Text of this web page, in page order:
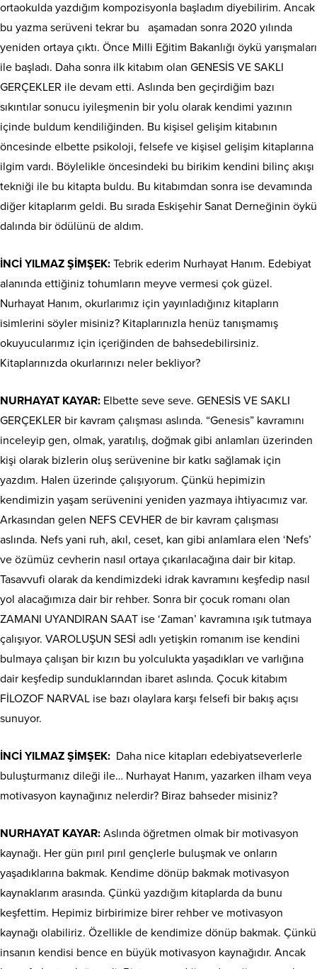
ortaokulda yazdığım kompozisyonla başladım diyebilirim. Ancak
bu yazma serüveni tekrar bu
aşamadan sonra 2020 yılında
yeniden ortaya çıktı. Önce Milli Eğitim Bakanlığı öykü yarışmaları
ile başladı. Daha sonra ilk kitabım olan GENESİS VE SAKLI
GERÇEKLER ile devam etti. Aslında ben geçirdiğim bazı
sıkıntılar sonucu iyileşmenin bir yolu olarak kendimi yazının
içinde buldum kendiliğinden. Bu kişisel gelişim kitabının
öncesinde elbette psikoloji, felsefe ve kişisel gelişim kitaplarına
ilgim vardı. Böylelikle öncesindeki bu birikim kendini bilinç akışı
tekniği ile bu kitapta buldu. Bu kitabımdan sonra ise devamında
diğer kitaplarım geldi. Bu sırada Eskişehir Sanat Derneğinin öykü
dalında bir ödülünü de aldım.
İNCİ YILMAZ ŞİMŞEK: Tebrik ederim Nurhayat Hanım. Edebiyat
alanında ettiğiniz tohumların meyve vermesi çok güzel.
Nurhayat Hanım, okurlarımız için yayınladığınız kitapların
isimlerini söyler misiniz? Kitaplarınızla henüz tanışmamış
okuyucularımız için içeriğinden de bahsedebilirsiniz.
Kitaplarınızda okurlarınızı neler bekliyor?
NURHAYAT KAYAR: Elbette seve seve. GENESİS VE SAKLI
GERÇEKLER bir kavram çalışması aslında. “Genesis” kavramını
inceleyip gen, olmak, yaratılış, doğmak gibi anlamları üzerinden
kişi olarak bizlerin oluş serüvenine bir katkı sağlamak için
yazdım. Halen üzerinde çalışıyorum. Çünkü hepimizin
kendimizin yaşam serüvenini yeniden yazmaya ihtiyacımız var.
Arkasından gelen NEFS CEVHER de bir kavram çalışması
aslında. Nefs yani ruh, akıl, ceset, kan gibi anlamlara elen ‘Nefs’
ve özümüz cevherin nasıl ortaya çıkarılacağına dair bir kitap.
Tasavvufi olarak da kendimizdeki idrak kavramını keşfedip nasıl
yol alacağımıza dair bir rehber. Sonra bir çocuk romanı olan
ZAMANI UYANDIRAN SAAT ise ‘Zaman’ kavramına ışık tutmaya
çalışıyor. VAROLUŞUN SESİ adlı yetişkin romanım ise kendini
bulmaya çalışan bir kızın bu yolculukta yaşadıkları ve varlığına
dair keşfedip sunduklarından ibaret aslında. Çocuk kitabım
FİLOZOF NARVAL ise bazı olaylara karşı felsefi bir bakış açısı
sunuyor.
İNCİ YILMAZ ŞİMŞEK: Daha nice kitapları edebiyatseverlerle
buluşturmanız dileği ile… Nurhayat Hanım, yazarken ilham veya
motivasyon kaynağınız nelerdir? Biraz bahseder misiniz?
NURHAYAT KAYAR: Aslında öğretmen olmak bir motivasyon
kaynağı. Her gün pırıl pırıl gençlerle buluşmak ve onların
yaşadıklarına bakmak. Kendime dönüp bakmak motivasyon
kaynaklarım arasında. Çünkü yazdığım kitaplarda da bunu
keşfettim. Hepimiz birbirimize birer rehber ve motivasyon
kaynağı olabiliriz. Özellikle de kendimize dönüp bakmak. Çünkü
insanın kendisi bence en büyük motivasyon kaynağıdır. Ancak